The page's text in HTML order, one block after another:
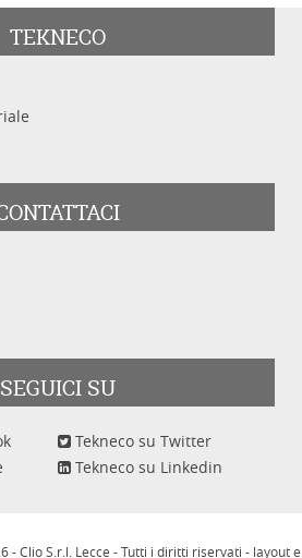
TEKNECO
SEGUICI SU
Tekneco su Twitter
Tekneco su Linkedin
- Clio S.r.l. Lecce - Tutti i diritti riservati - layout e